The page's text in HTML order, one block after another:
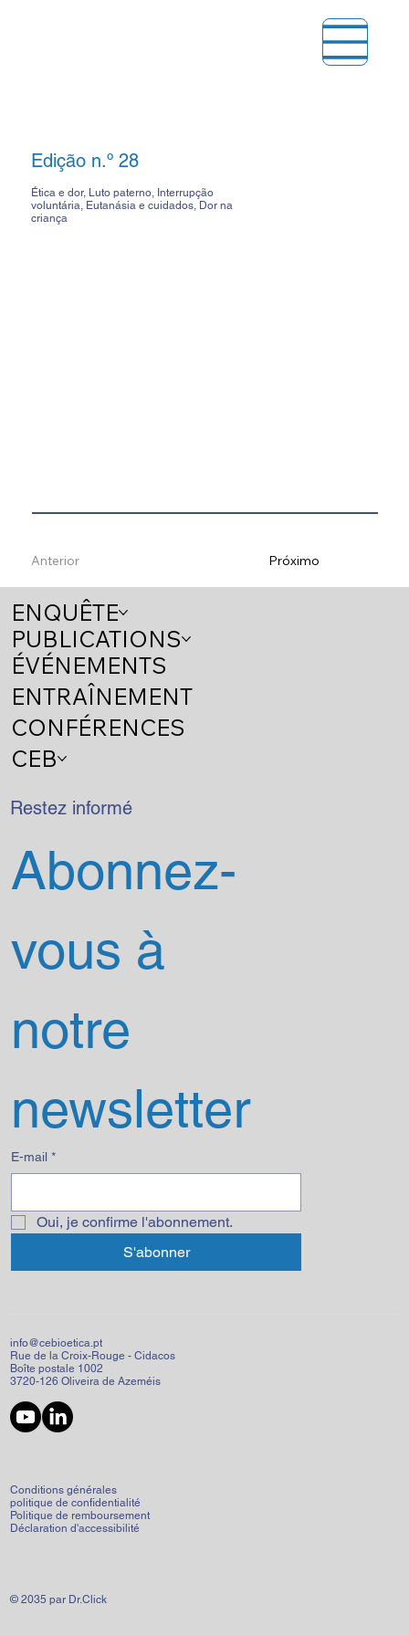
Edição n.º 28
Ética e dor, Luto paterno, Interrupção
voluntária, Eutanásia e cuidados, Dor na
criança
Anterior Próximo
ENQUÊTE
PUBLICATIONS
ÉVÉNEMENTS
ENTRAÎNEMENT
CONFÉRENCES
CEB
Restez informé
Abonnez-
vous à
notre
newsletter
E-mail *
Oui, je confirme l'abonnement.
S'abonner
info@cebioetica.pt
Rue de la Croix-Rouge - Cidacos
Boîte postale 1002
3720-126 Oliveira de Azeméis
Conditions générales
politique de confidentialité
Politique de remboursement
Déclaration d'accessibilité
© 2035 par Dr.Click